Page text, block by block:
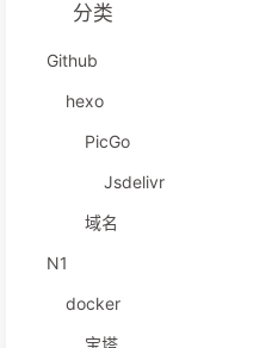
分类
Github
hexo
PicGo
Jsdelivr
域名
N1
docker